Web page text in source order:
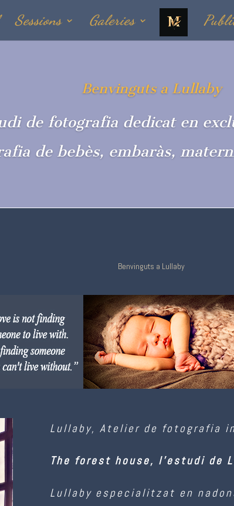
Sessions Galeries
Benvinguts a Lullaby
de fotografia dedicat en
de bebès, embaràs,
Benvinguts a Lullaby
Lullaby, Atelier de fotografia
The forest house, l’estudi de
Lullaby especialitzat en